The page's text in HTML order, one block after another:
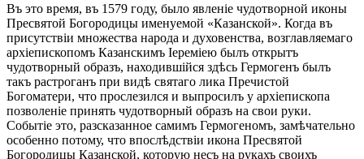
Въ это время, въ 1579 году, было явленіе чудотворной иконы
Пресвятой Богородицы именуемой «Казанской». Когда въ
присутствіи множества народа и духовенства, возглавляемаго
архіепископомъ Казанскимъ Іереміею былъ открытъ
чудотворный образъ, находившійся здѣсь Гермогенъ былъ
такъ растроганъ при видѣ святаго лика Пречистой
Богоматери, что прослезился и выпросилъ у архіепископа
позволеніе принять чудотворный образъ на свои руки.
Событіе это, разсказанное самимъ Гермогеномъ, замѣчательно
особенно потому, что впослѣдствіи икона Пресвятой
Богородицы Казанской, которую несъ на рукахъ своихъ